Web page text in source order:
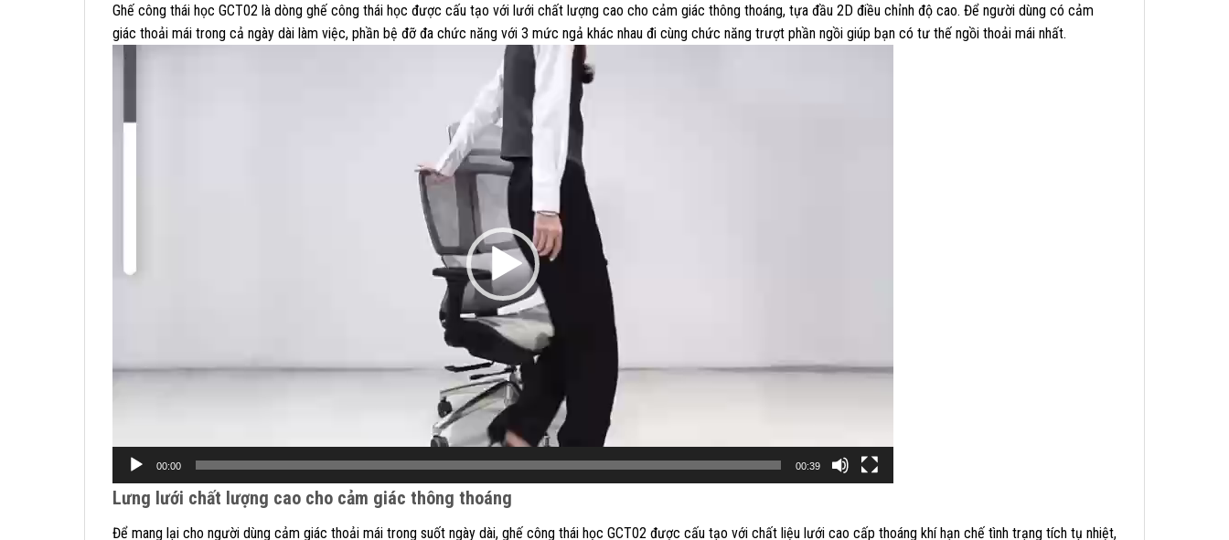
Ghế công thái học GCT02 là dòng ghế công thái học được cấu tạo với lưới chất lượng cao cho cảm giác thông thoáng, tựa đầu 2D điều chỉnh độ cao. Để người dùng có cảm
giác thoải mái trong cả ngày dài làm việc, phần bệ đỡ đa chức năng với 3 mức ngả khác nhau đi cùng chức năng trượt phần ngồi giúp bạn có tư thế ngồi thoải mái nhất.
Trình
00:00 00:39
Lưng lưới chất lượng cao cho cảm giác thông thoáng
Để mang lại cho người dùng cảm giác thoải mái trong suốt ngày dài, ghế công thái học GCT02 được cấu tạo với chất liệu lưới cao cấp thoáng khí hạn chế tình trạng tích tụ nhiệt,